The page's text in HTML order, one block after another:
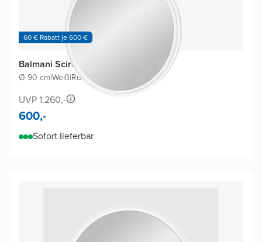
60 € Rabatt je 600 €
Balmani Scirocco Badspiegel
Ø 90 cm|Weiß|Rund
UVP 1.260,-
600,-
Sofort lieferbar